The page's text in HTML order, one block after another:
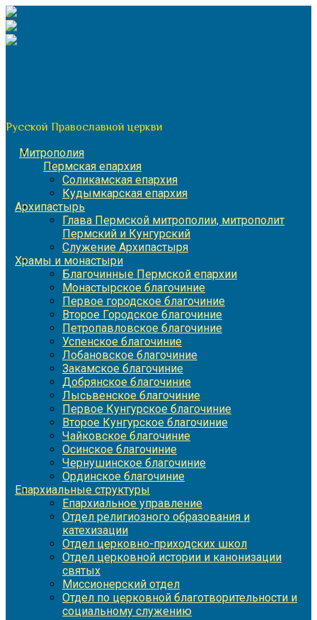
Перейти
к
содержимому
Русской Православной церкви
Митрополия
Пермская епархия
Соликамская епархия
Кудымкарская епархия
Архипастырь
Глава Пермской митрополии, митрополит
Пермский и Кунгурский
Служение Архипастыря
Храмы и монастыри
Благочинные Пермской епархии
Монастырское благочиние
Первое городское благочиние
Второе Городское благочиние
Петропавловское благочиние
Успенское благочиние
Лобановское благочиние
Закамское благочиние
Добрянское благочиние
Лысьвенское благочиние
Первое Кунгурское благочиние
Второе Кунгурское благочиние
Чайковское благочиние
Осинское благочиние
Чернушинское благочиние
Ординское благочиние
Епархиальные структуры
Епархиальное управление
Отдел религиозного образования и
катехизации
Отдел церковно-приходских школ
Отдел церковной истории и канонизации
святых
Миссионерский отдел
Отдел по церковной благотворительности и
социальному служению